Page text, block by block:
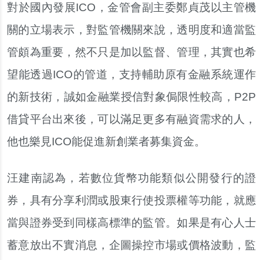
對於國內發展ICO，金管會副主委鄭貞茂以主管機
關的立場表示，對監管機關來說，透明度和適當監
管頗為重要，然不只是加以監督、管理，其實也希
望能透過ICO的管道，支持輔助原有金融系統運作
的新技術，誠如金融業授信對象侷限性較高，P2P
借貸平台出來後，可以滿足更多有融資需求的人，
他也樂見ICO能促進新創業者募集資金。
汪建南認為，若數位貨幣功能類似公開發行的證
券，具有分享利潤或股東行使投票權等功能，就應
當與證券受到同樣高標準的監管。如果是有心人士
蓄意放出不實消息，企圖操控市場或價格波動，監